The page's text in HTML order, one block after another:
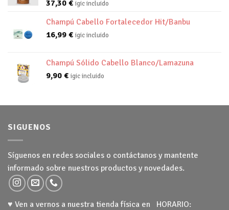
37,30 € igic incluido
Champú Cabello Fortalecedor Hit/Banbu
16,99 € igic incluido
Champú Sólido Cabello Blanco/Lamazuna
9,90 € igic incluido
SIGUENOS
Síguenos en redes sociales o contáctanos y mantente
informado sobre nuestros productos y novedades.
♥ Ven a vernos a nuestra tienda física en HORARIO: